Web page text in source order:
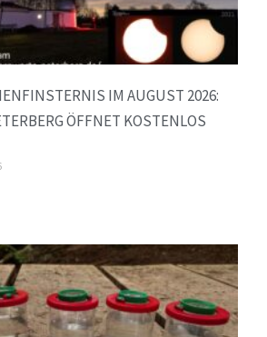
IM AUGUST 2026:
ÖFFNET KOSTENLOS